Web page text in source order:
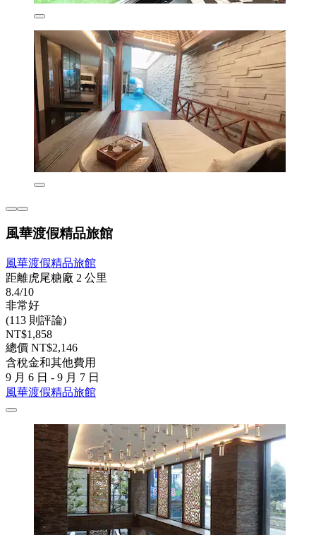
風華渡假精品旅館
風華渡假精品旅館
距離虎尾糖廠 2 公里
8.4/10
非常好
(113 則評論)
NT$1,858
總價 NT$2,146
含稅金和其他費用
9 月 6 日 - 9 月 7 日
風華渡假精品旅館